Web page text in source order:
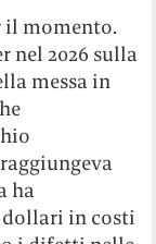
il momento.
nel 2026 sulla
messa in
ha
in costi